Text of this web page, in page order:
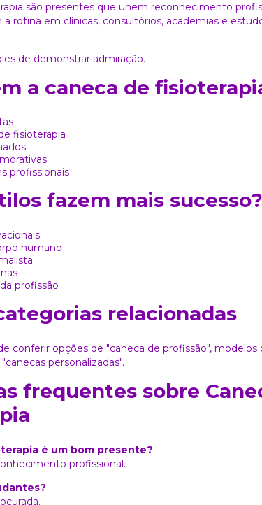
são presentes que unem reconhecimento
a rotina em clínicas, consultórios, academias e
de demonstrar admiração.
a caneca de
fisioterapia
profissionais
fazem mais sucesso?
humano
profissão
relacionadas
conferir opções de "caneca de profissão", modelos
"canecas personalizadas".
frequentes sobre
é um bom presente?
profissional.